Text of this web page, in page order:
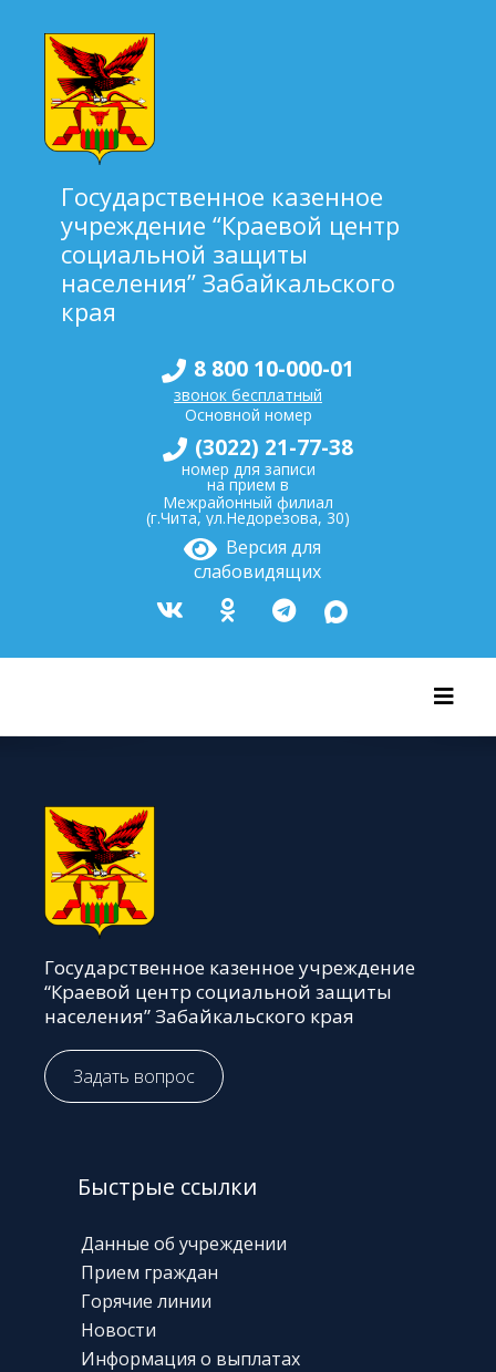
Государственное казенное
учреждение “Краевой центр
социальной защиты
населения” Забайкальского
края
8 800 10-000-01
звонок бесплатный
Основной номер
(3022) 21-77-38
номер для записи
на прием в
Межрайонный филиал
(г.Чита, ул.Недорезова, 30)
Версия для
слабовидящих
Государственное казенное учреждение
“Краевой центр социальной защиты
населения” Забайкальского края
Задать вопрос
Быстрые ссылки
Данные об учреждении
Прием граждан
Горячие линии
Новости
Информация о выплатах